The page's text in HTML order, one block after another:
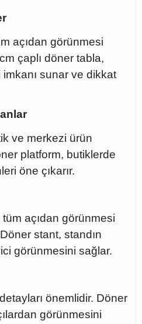
açıdan görünmesi
çaplı döner tabla,
sunar ve dikkat
ve merkezi ürün
platform, butiklerde
öne çıkarır.
açıdan görünmesi
stant, standın
görünmesini sağlar.
önemlidir. Döner
görünmesini